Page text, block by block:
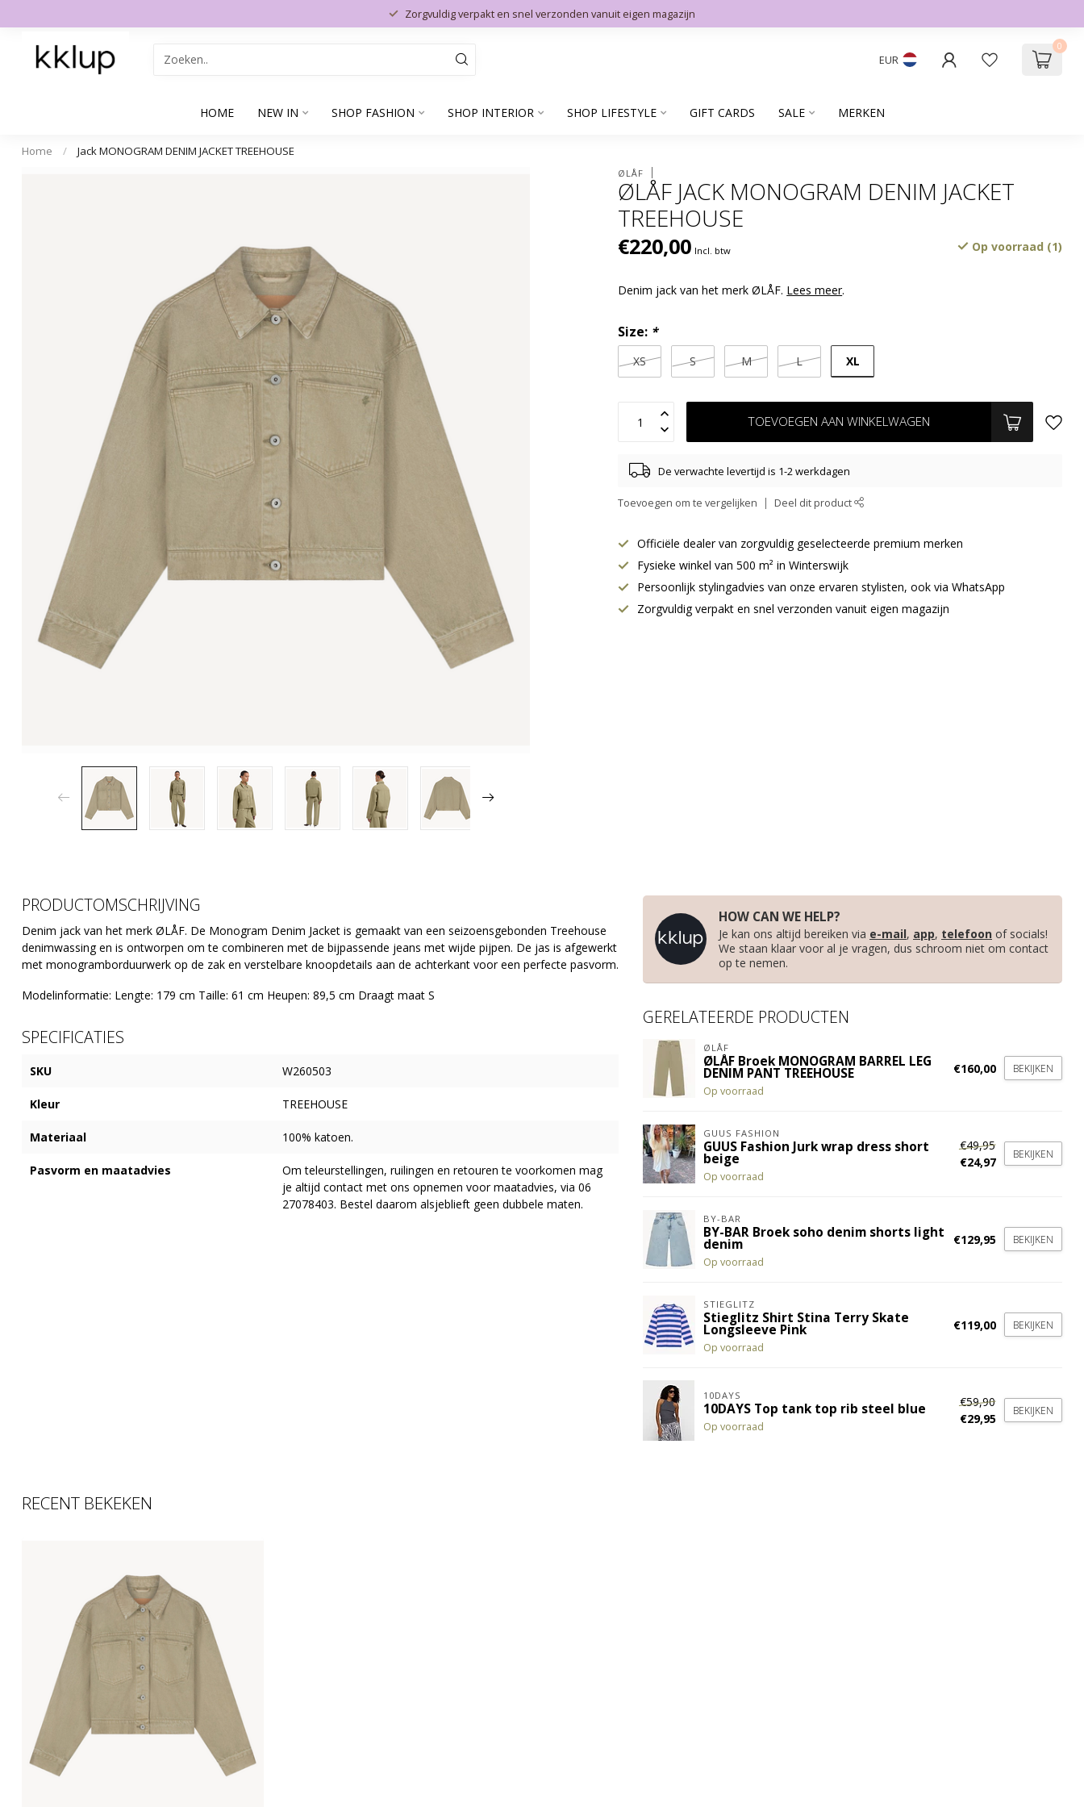
Zorgvuldig verpakt en snel verzonden vanuit eigen magazijn
EUR
0
HOME NEW IN SHOP FASHION SHOP INTERIOR SHOP LIFESTYLE GIFT CARDS SALE MERKEN
Home / Jack MONOGRAM DENIM JACKET TREEHOUSE
ØLÅF
ØLÅF JACK MONOGRAM DENIM JACKET
TREEHOUSE
€220,00 Incl. btw Op voorraad (1)
Denim jack van het merk ØLÅF. Lees meer.
Size: *
XS S M L XL
TOEVOEGEN AAN WINKELWAGEN
De verwachte levertijd is 1-2 werkdagen
Toevoegen om te vergelijken Deel dit product
Officiële dealer van zorgvuldig geselecteerde premium merken
Fysieke winkel van 500 m² in Winterswijk
Persoonlijk stylingadvies van onze ervaren stylisten, ook via WhatsApp
Zorgvuldig verpakt en snel verzonden vanuit eigen magazijn
PRODUCTOMSCHRIJVING
Denim jack van het merk ØLÅF. De Monogram Denim Jacket is gemaakt van een seizoensgebonden Treehouse
denimwassing en is ontworpen om te combineren met de bijpassende jeans met wijde pijpen. De jas is afgewerkt
met monogramborduurwerk op de zak en verstelbare knoopdetails aan de achterkant voor een perfecte pasvorm.
Modelinformatie: Lengte: 179 cm Taille: 61 cm Heupen: 89,5 cm Draagt ​​maat S
SPECIFICATIES
SKU W260503
Kleur TREEHOUSE
Materiaal 100% katoen.
Pasvorm en maatadvies
Om teleurstellingen, ruilingen en retouren te voorkomen mag
je altijd contact met ons opnemen voor maatadvies, via 06
27078403. Bestel daarom alsjeblieft geen dubbele maten.
HOW CAN WE HELP?
Je kan ons altijd bereiken via e-mail, app, telefoon of socials!
We staan klaar voor al je vragen, dus schroom niet om contact
op te nemen.
GERELATEERDE PRODUCTEN
ØLÅF
ØLÅF Broek MONOGRAM BARREL LEG
DENIM PANT TREEHOUSE
Op voorraad
€160,00 BEKIJKEN
GUUS FASHION
GUUS Fashion Jurk wrap dress short
beige
Op voorraad
€49,95
€24,97
BEKIJKEN
BY-BAR
BY-BAR Broek soho denim shorts light
denim
Op voorraad
€129,95 BEKIJKEN
STIEGLITZ
Stieglitz Shirt Stina Terry Skate
Longsleeve Pink
Op voorraad
€119,00 BEKIJKEN
10DAYS
10DAYS Top tank top rib steel blue
Op voorraad
€59,90
€29,95
BEKIJKEN
RECENT BEKEKEN